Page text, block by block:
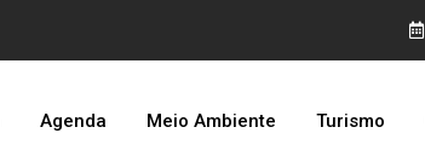
Agenda Meio Ambiente Turismo